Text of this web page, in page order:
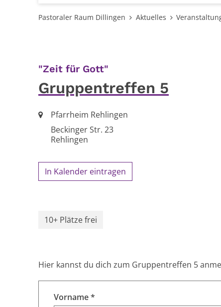
Pastoraler Raum Dillingen Aktuelles
"Zeit für Gott"
Gruppentreffen 5
Ort:Pfarrheim Rehlingen
Beckinger Str. 23
Rehlingen
In Kalender eintragen
10+ Plätze frei
Hier kannst du dich zum Gruppentreffen 5
Vorname *